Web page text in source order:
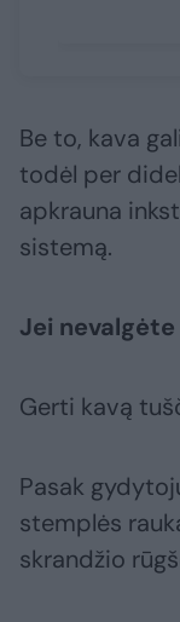
Be to, kava
todėl per
apkrauna
sistemą.
Jei nevalgėte
Gerti kavą
Pasak
stemplės
skrandžio